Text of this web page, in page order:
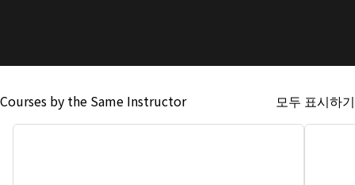
Courses by the Same Instructor 모두 표시하기